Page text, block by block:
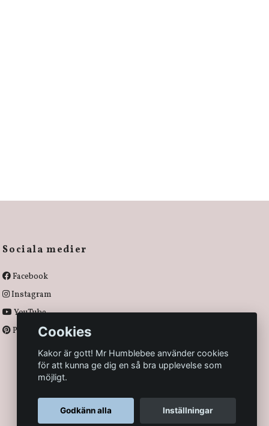
Sociala medier
Facebook
Instagram
YouTube
PinterestCookies
Kakor är gott! Mr Humblebee använder cookies
för att kunna ge dig en så bra upplevelse som
möjligt.
Godkänn alla Inställningar